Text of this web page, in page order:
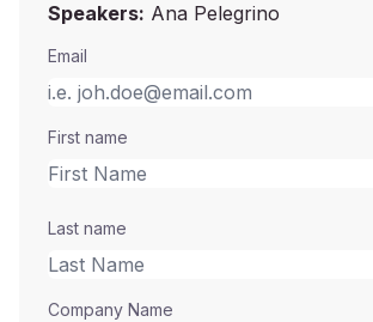
Speakers: Ana Pelegrino
Email
First name
Last name
Company Name